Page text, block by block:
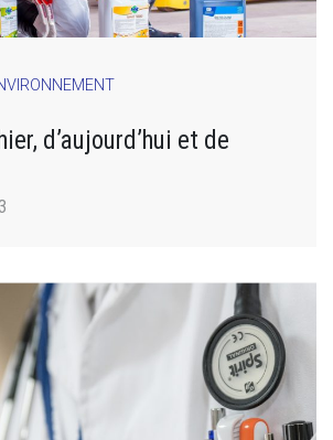
d’aujourd’hui et de